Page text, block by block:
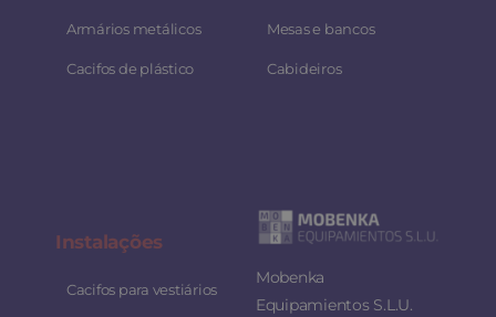
Armários metálicos
Cacifos de plástico
Mesas e bancos
Cabideiros
Instalações
Cacifos para vestiários
Mobenka
Equipamientos S.L.U.